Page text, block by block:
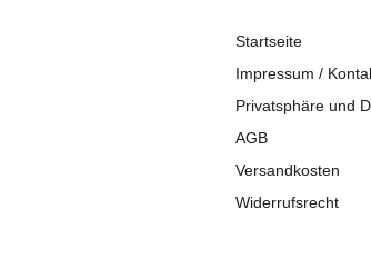
Startseite
Impressum /
Privatsphäre und
AGB
Versandkosten
Widerrufsrecht